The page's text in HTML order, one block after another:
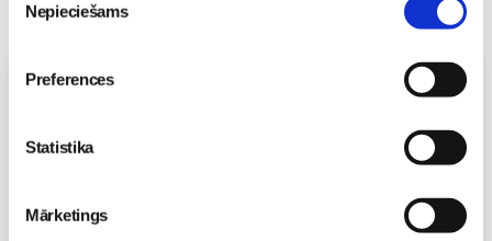
izvēle
Nepieciešams
Preferences
Statistika
Mārketings
masāža Māmiņu klubā pie masāžas speciālistes Olgas